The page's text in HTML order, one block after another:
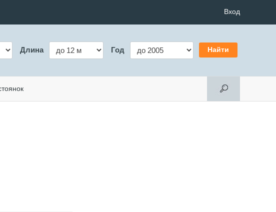
Вход
Длина Год